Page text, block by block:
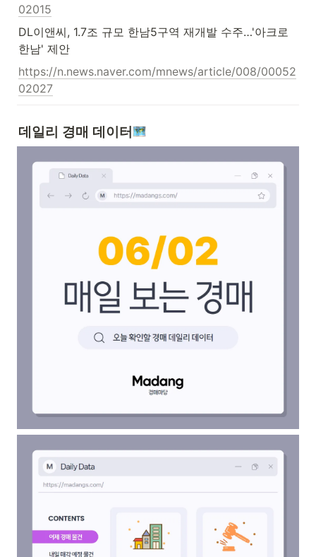
02015
DL이앤씨, 1.7조 규모 한남5구역 재개발 수주…'아크로
한남' 제안
https://n.news.naver.com/mnews/article/008/00052
02027
데일리 경매 데이터